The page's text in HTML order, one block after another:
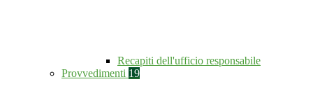
Recapiti dell'ufficio responsabile
Provvedimenti 19